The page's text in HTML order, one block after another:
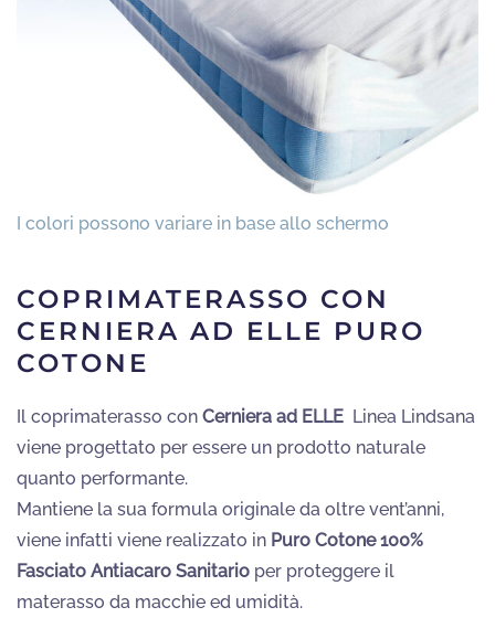
COPRIMATERASSO CON
CERNIERA AD ELLE PURO
COTONE
Il coprimaterasso con Cerniera ad ELLE Linea Lindsana
viene progettato per essere un prodotto naturale
quanto performante.
Mantiene la sua formula originale da oltre vent’anni,
viene infatti viene realizzato in Puro Cotone 100%
Fasciato Antiacaro Sanitario per proteggere il
materasso da macchie ed umidità.